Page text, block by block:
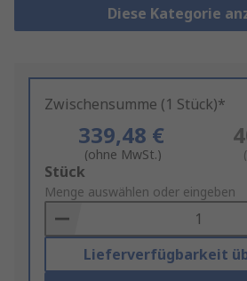
Diese Kategorie
Zwischensumme (1 Stück)*
339,48 €
(ohne MwSt.)
Add
to
Basket
Stück
Menge auswählen oder eingeben
Lieferverfügbarkeit